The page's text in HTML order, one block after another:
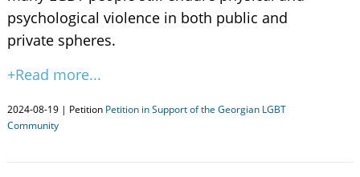
psychological violence in both public and
private spheres.
+Read more...
2024-08-19 | Petition Petition in Support of the Georgian LGBT
Community